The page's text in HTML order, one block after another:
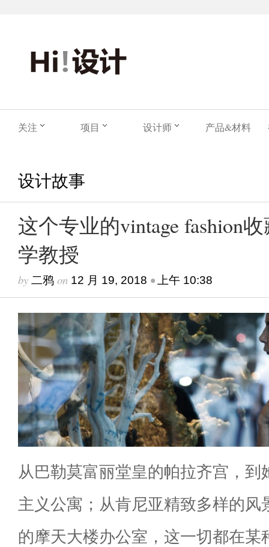
关注 项目 设计师 产品&材料
设计故事
这个专业的vintage fashion
学教授
by 二鸦 on 12 月 19, 2018 • 上午 10:38
从巴勒莫富丽堂皇的帕拉齐宫，到
主义公寓；从肯尼亚精致多样的风
的摩天大楼办公室，这一切都在某